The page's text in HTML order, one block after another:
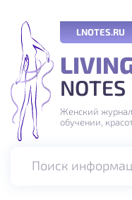
LNOTES.RU
NOTES
Женский
обучении,